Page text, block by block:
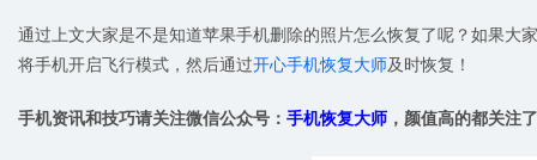
通过上文大家是不是知道苹果手机删除的照片怎么恢复了呢？如果大
将手机开启飞行模式，然后通过开心手机恢复大师及时恢复！
手机资讯和技巧请关注微信公众号： 手机恢复大师 ，颜值高的都关注